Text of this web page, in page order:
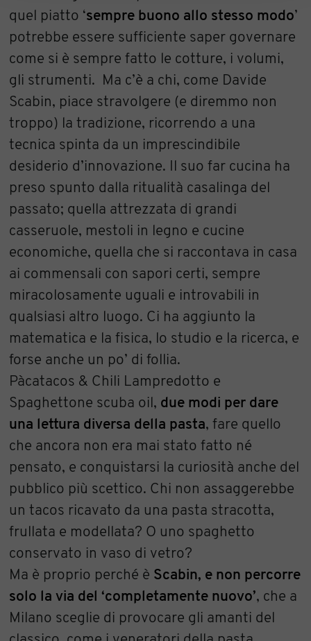
quel piatto ‘sempre buono allo stesso modo’
potrebbe essere sufficiente saper governare
come si è sempre fatto le cotture, i volumi,
gli strumenti. Ma c’è a chi, come Davide
Scabin, piace stravolgere (e diremmo non
troppo) la tradizione, ricorrendo a una
tecnica spinta da un imprescindibile
desiderio d’innovazione. Il suo far cucina ha
preso spunto dalla ritualità casalinga del
passato; quella attrezzata di grandi
casseruole, mestoli in legno e cucine
economiche, quella che si raccontava in casa
ai commensali con sapori certi, sempre
miracolosamente uguali e introvabili in
qualsiasi altro luogo. Ci ha aggiunto la
matematica e la fisica, lo studio e la ricerca, e
forse anche un po’ di follia.
Pàcatacos & Chili Lampredotto e
Spaghettone scuba oil, due modi per dare
una lettura diversa della pasta, fare quello
che ancora non era mai stato fatto né
pensato, e conquistarsi la curiosità anche del
pubblico più scettico. Chi non assaggerebbe
un tacos ricavato da una pasta stracotta,
frullata e modellata? O uno spaghetto
conservato in vaso di vetro?
Ma è proprio perché è Scabin, e non percorre
solo la via del ‘completamente nuovo’, che a
Milano sceglie di provocare gli amanti del